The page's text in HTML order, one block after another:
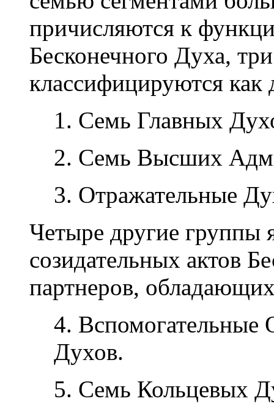
причисляются к
Бесконечного Духа,
классифицируются
1. Семь Главных
2. Семь Высших
3. Отражательные
Четыре другие группы
созидательных актов
партнеров,
4. Вспомогательные
Духов.
5. Семь Кольцевых